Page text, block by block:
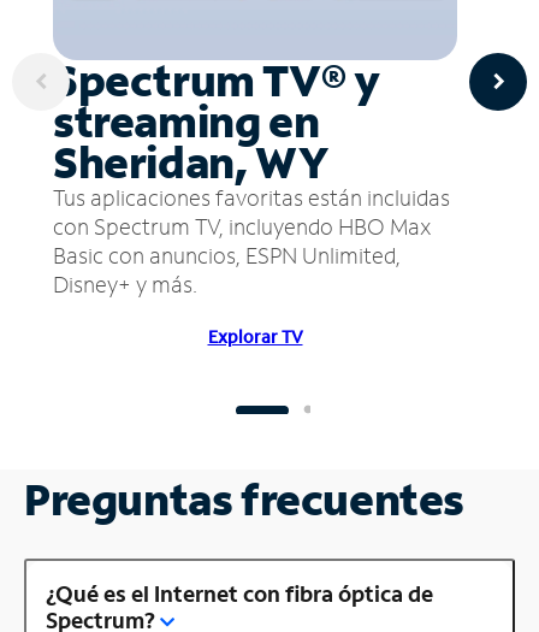
Spectrum TV® y
streaming en
Sheridan, WY
Tus aplicaciones favoritas están incluidas
con Spectrum TV, incluyendo HBO Max
Basic con anuncios, ESPN Unlimited,
Disney+ y más.
Explorar TV
Preguntas frecuentes
¿Qué es el Internet con fibra óptica de
Spectrum?